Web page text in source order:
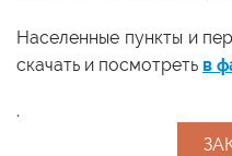
Населенные пункты и
скачать и посмотреть в
.